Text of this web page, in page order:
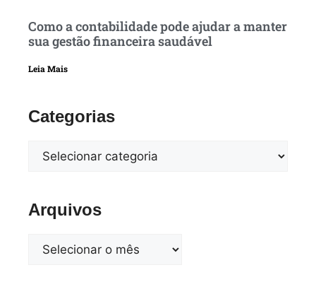
Como a contabilidade pode ajudar a manter
sua gestão financeira saudável
Leia Mais
Categorias
Arquivos